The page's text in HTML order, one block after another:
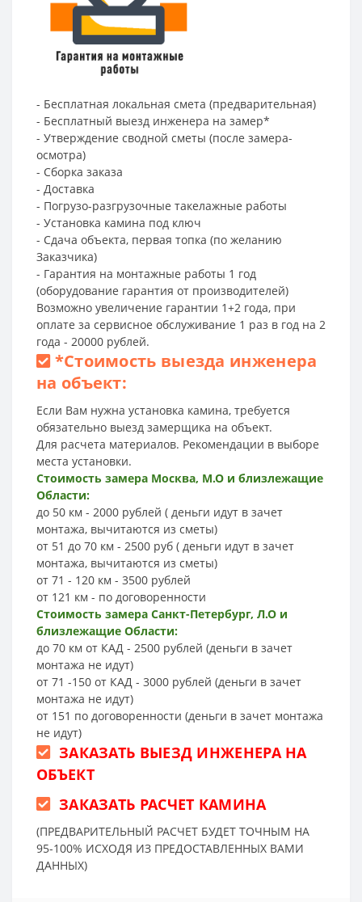
- Бесплатная локальная смета (предварительная)
- Бесплатный выезд инженера на замер*
- Утверждение сводной сметы (после замера-
осмотра)
- Сборка заказа
- Доставка
- Погрузо-разгрузочные такелажные работы
- Установка камина под ключ
- Сдача объекта, первая топка (по желанию
Заказчика)
- Гарантия на монтажные работы 1 год
(оборудование гарантия от производителей)
Возможно увеличение гарантии 1+2 года, при
оплате за сервисное обслуживание 1 раз в год на 2
года - 20000 рублей.
*Стоимость выезда инженера
на объект:
Если Вам нужна установка камина, требуется
обязательно выезд замерщика на объект.
Для расчета материалов. Рекомендации в выборе
места установки.
Стоимость замера Москва, М.О и близлежащие
Области:
до 50 км - 2000 рублей ( деньги идут в зачет
монтажа, вычитаются из сметы)
от 51 до 70 км - 2500 руб ( деньги идут в зачет
монтажа, вычитаются из сметы)
от 71 - 120 км - 3500 рублей
от 121 км - по договоренности
Стоимость замера Санкт-Петербург, Л.О и
близлежащие Области:
до 70 км от КАД - 2500 рублей (деньги в зачет
монтажа не идут)
от 71 -150 от КАД - 3000 рублей (деньги в зачет
монтажа не идут)
от 151 по договоренности (деньги в зачет монтажа
не идут)
ЗАКАЗАТЬ ВЫЕЗД ИНЖЕНЕРА НА
ОБЪЕКТ
ЗАКАЗАТЬ РАСЧЕТ КАМИНА
(ПРЕДВАРИТЕЛЬНЫЙ РАСЧЕТ БУДЕТ ТОЧНЫМ НА
95-100% ИСХОДЯ ИЗ ПРЕДОСТАВЛЕННЫХ ВАМИ
ДАННЫХ)